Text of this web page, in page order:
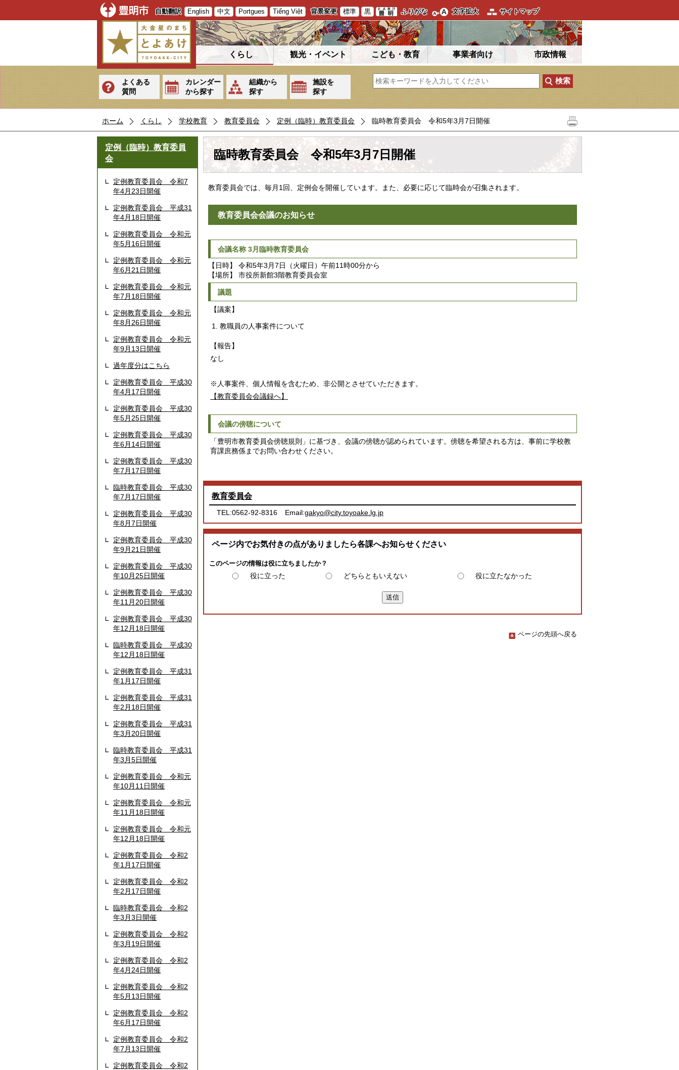
自動翻訳 English 中文 Portgues Tiếng Việt 背景変更 標準 黒 ふりがな 文字拡大 サイトマップ
くらし 観光・イベント こども・教育 事業者向け 市政情報
よくある
質問
カレンダー
から探す
組織から
探す
施設を
探す
ホーム くらし 学校教育 教育委員会 定例（臨時）教育委員会 臨時教育委員会 令和5年3月7日開催
定例（臨時）教育委員
会
定例教育委員会 令和7
年4月23日開催
定例教育委員会 平成31
年4月18日開催
定例教育委員会 令和元
年5月16日開催
定例教育委員会 令和元
年6月21日開催
定例教育委員会 令和元
年7月18日開催
定例教育委員会 令和元
年8月26日開催
定例教育委員会 令和元
年9月13日開催
過年度分はこちら
定例教育委員会 平成30
年4月17日開催
定例教育委員会 平成30
年5月25日開催
定例教育委員会 平成30
年6月14日開催
定例教育委員会 平成30
年7月17日開催
臨時教育委員会 平成30
年7月17日開催
定例教育委員会 平成30
年8月7日開催
定例教育委員会 平成30
年9月21日開催
定例教育委員会 平成30
年10月25日開催
定例教育委員会 平成30
年11月20日開催
定例教育委員会 平成30
年12月18日開催
臨時教育委員会 平成30
年12月18日開催
定例教育委員会 平成31
年1月17日開催
定例教育委員会 平成31
年2月18日開催
定例教育委員会 平成31
年3月20日開催
臨時教育委員会 平成31
年3月5日開催
定例教育委員会 令和元
年10月11日開催
定例教育委員会 令和元
年11月18日開催
定例教育委員会 令和元
年12月18日開催
定例教育委員会 令和2
年1月17日開催
定例教育委員会 令和2
年2月17日開催
臨時教育委員会 令和2
年3月3日開催
定例教育委員会 令和2
年3月19日開催
定例教育委員会 令和2
年4月24日開催
定例教育委員会 令和2
年5月13日開催
定例教育委員会 令和2
年6月17日開催
定例教育委員会 令和2
年7月13日開催
定例教育委員会 令和2
臨時教育委員会 令和5年3月7日開催
教育委員会では、毎月1回、定例会を開催しています。また、必要に応じて臨時会が召集されます。
教育委員会会議のお知らせ
会議名称 3月臨時教育委員会
【日時】 令和5年3月7日（火曜日）午前11時00分から
【場所】 市役所新館3階教育委員会室
議題
【議案】
教職員の人事案件について
【報告】
なし
※人事案件、個人情報を含むため、非公開とさせていただきます。
【教育委員会会議録へ】
会議の傍聴について
「豊明市教育委員会傍聴規則」に基づき、会議の傍聴が認められています。傍聴を希望される方は、事前に学校教
育課庶務係までお問い合わせください。
教育委員会
TEL:0562-92-8316 Email:gakyo@city.toyoake.lg.jp
ページ内でお気付きの点がありましたら各課へお知らせください
このページの情報は役に立ちましたか？
役に立った どちらともいえない 役に立たなかった
ページの先頭へ戻る